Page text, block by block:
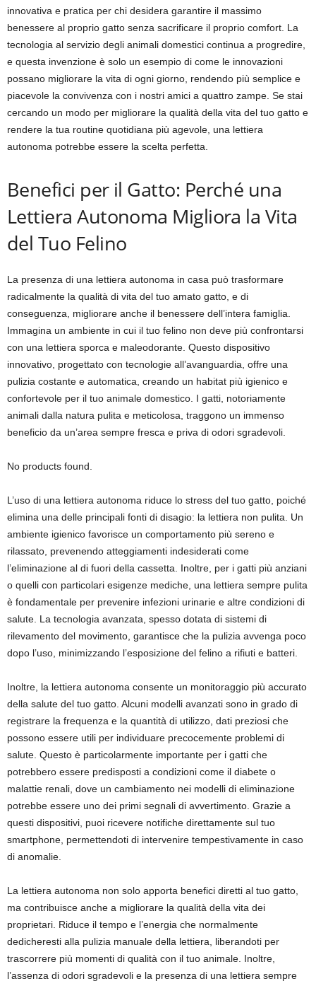
innovativa e pratica per chi desidera garantire il massimo
benessere al proprio gatto senza sacrificare il proprio comfort. La
tecnologia al servizio degli animali domestici continua a progredire,
e questa invenzione è solo un esempio di come le innovazioni
possano migliorare la vita di ogni giorno, rendendo più semplice e
piacevole la convivenza con i nostri amici a quattro zampe. Se stai
cercando un modo per migliorare la qualità della vita del tuo gatto e
rendere la tua routine quotidiana più agevole, una lettiera
autonoma potrebbe essere la scelta perfetta.
Benefici per il Gatto: Perché una
Lettiera Autonoma Migliora la Vita
del Tuo Felino
La presenza di una lettiera autonoma in casa può trasformare
radicalmente la qualità di vita del tuo amato gatto, e di
conseguenza, migliorare anche il benessere dell’intera famiglia.
Immagina un ambiente in cui il tuo felino non deve più confrontarsi
con una lettiera sporca e maleodorante. Questo dispositivo
innovativo, progettato con tecnologie all’avanguardia, offre una
pulizia costante e automatica, creando un habitat più igienico e
confortevole per il tuo animale domestico. I gatti, notoriamente
animali dalla natura pulita e meticolosa, traggono un immenso
beneficio da un’area sempre fresca e priva di odori sgradevoli.
No products found.
L’uso di una lettiera autonoma riduce lo stress del tuo gatto, poiché
elimina una delle principali fonti di disagio: la lettiera non pulita. Un
ambiente igienico favorisce un comportamento più sereno e
rilassato, prevenendo atteggiamenti indesiderati come
l’eliminazione al di fuori della cassetta. Inoltre, per i gatti più anziani
o quelli con particolari esigenze mediche, una lettiera sempre pulita
è fondamentale per prevenire infezioni urinarie e altre condizioni di
salute. La tecnologia avanzata, spesso dotata di sistemi di
rilevamento del movimento, garantisce che la pulizia avvenga poco
dopo l’uso, minimizzando l’esposizione del felino a rifiuti e batteri.
Inoltre, la lettiera autonoma consente un monitoraggio più accurato
della salute del tuo gatto. Alcuni modelli avanzati sono in grado di
registrare la frequenza e la quantità di utilizzo, dati preziosi che
possono essere utili per individuare precocemente problemi di
salute. Questo è particolarmente importante per i gatti che
potrebbero essere predisposti a condizioni come il diabete o
malattie renali, dove un cambiamento nei modelli di eliminazione
potrebbe essere uno dei primi segnali di avvertimento. Grazie a
questi dispositivi, puoi ricevere notifiche direttamente sul tuo
smartphone, permettendoti di intervenire tempestivamente in caso
di anomalie.
La lettiera autonoma non solo apporta benefici diretti al tuo gatto,
ma contribuisce anche a migliorare la qualità della vita dei
proprietari. Riduce il tempo e l’energia che normalmente
dedicheresti alla pulizia manuale della lettiera, liberandoti per
trascorrere più momenti di qualità con il tuo animale. Inoltre,
l’assenza di odori sgradevoli e la presenza di una lettiera sempre